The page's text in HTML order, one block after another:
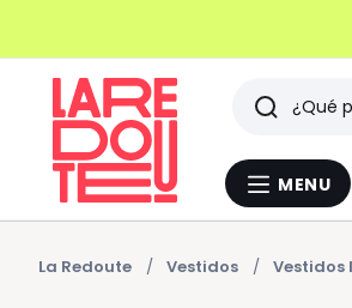
Menu
MENU
Buscar
vistos
La Redoute Vestidos Vestidos